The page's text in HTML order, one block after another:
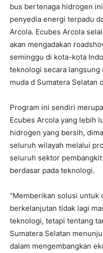
bus bertenaga hidrogen
penyedia energi terpadu
Arcola. Ecubes Arcola
akan mengadakan
seminggu di kota-kota
teknologi secara
muda d Sumatera Selatan
Program ini sendiri
Ecubes Arcola yang lebih
hidrogen yang bersih,
seluruh wilayah melalui
seluruh sektor
berdasar pada teknologi.
“Memberikan solusi untuk
berkelanjutan tidak lagi
teknologi, tetapi tentang
Sumatera Selatan
dalam mengembangkan